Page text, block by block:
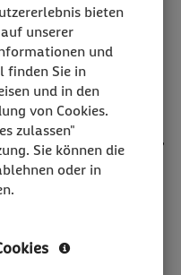
bieten
unserer
und
finden Sie in
und in den
von Cookies.
zulassen"
Sie können die
oder in
dadurch die Möglichkeit,